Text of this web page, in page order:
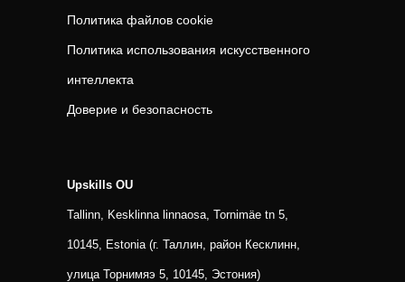
Политика файлов cookie
Политика использования искусственного
интеллекта
Доверие и безопасность
Upskills OU
Tallinn, Kesklinna linnaosa, Tornimäe tn 5,
10145, Estonia (г. Таллин, район Кесклинн,
улица Торнимяэ 5, 10145, Эстония)